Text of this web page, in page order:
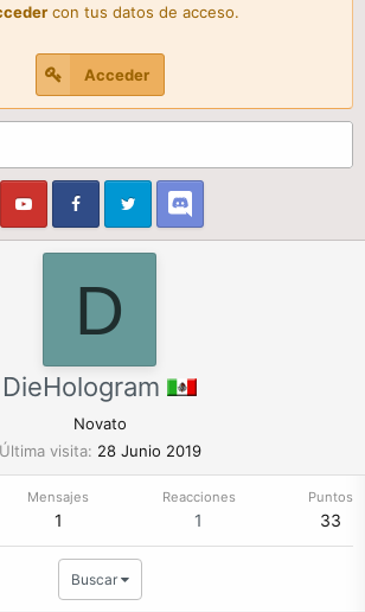
con tus datos de acceso.
Acceder
D
DieHologram
Novato
Última visita 28 Junio 2019
Mensajes
1
Reacciones
1
Puntos
33
Buscar